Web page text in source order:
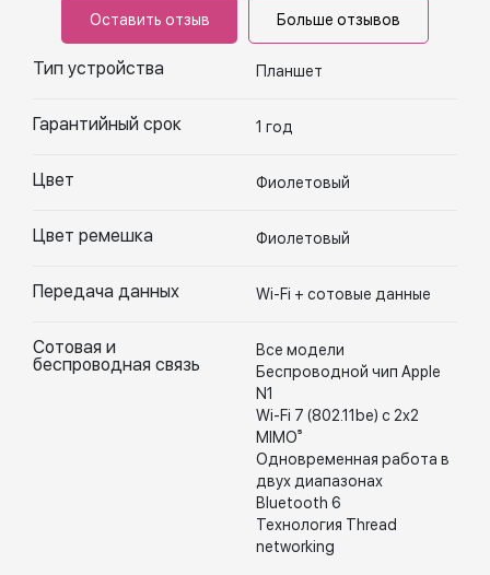
Оставить отзыв Больше отзывов
Тип устройства Планшет
Гарантийный срок 1 год
Цвет Фиолетовый
Цвет ремешка Фиолетовый
Передача данных Wi-Fi + сотовые данные
Сотовая и
беспроводная связь
Все модели
Беспроводной чип Apple
N1
Wi-Fi 7 (802.11be) с 2x2
MIMO⁵
Одновременная работа в
двух диапазонах
Bluetooth 6
Технология Thread
networking